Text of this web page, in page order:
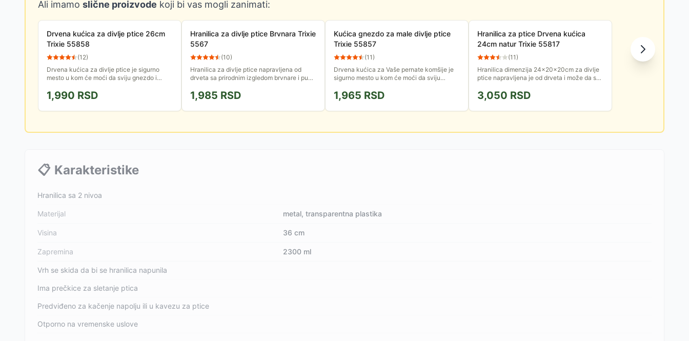
Ali imamo slične proizvode koji bi vas mogli zanimati:
Drvena kućica za divlje ptice 26cm
Trixie 55858
(12)
Drvena kućica za divlje ptice je sigurno
mesto u kom će moći da sviju gnezdo i
Dimenzija je 20x26x17cm, otvor je...
1,990 RSD
Hranilica za divlje ptice Brvnara Trixie
5567
(10)
Hranilica za divlje ptice napravljena od
drveta sa prirodnim izgledom brvnare i puno
nahranite divlje...
1,985 RSD
Kućica gnezdo za male divlje ptice
Trixie 55857
(11)
Drvena kućica za Vaše pernate komšije je
sigurno mesto u kom će moći da sviju
Dimenzija je 18x24x15cm,...
1,965 RSD
Hranilica za ptice Drvena kućica
24cm natur Trixie 55817
(11)
Hranilica dimenzija 24x20x20cm za divlje
ptice napravljena je od drveta i može da se
svom dvorištu i...
3,050 RSD
📋 Karakteristike
Hranilica sa 2 nivoa
Materijal metal, transparentna plastika
Visina 36 cm
Zapremina 2300 ml
Vrh se skida da bi se hranilica napunila
Ima prečkice za sletanje ptica
Predviđeno za kačenje napolju ili u kavezu za ptice
Otporno na vremenske uslove